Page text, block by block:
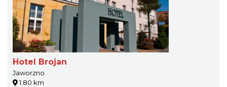
Hotel Brojan
Jaworzno
1.80 km